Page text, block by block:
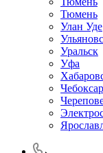
Тюмень
Улан Уде
Уральск
Уфа